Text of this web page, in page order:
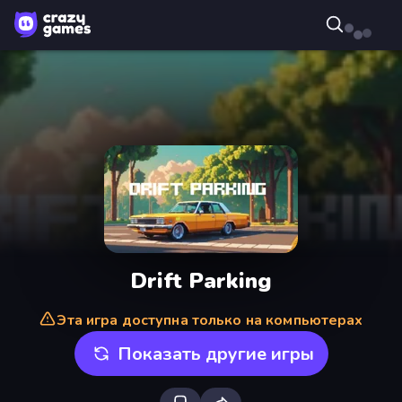
Drift Parking
Эта игра доступна только на компьютерах
Показать другие игры